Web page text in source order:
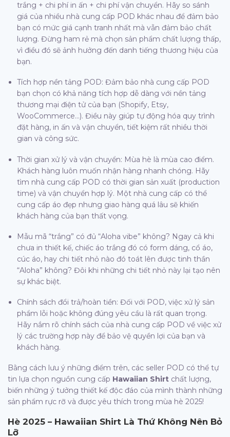
trắng + chi phí in ấn + chi phí vận chuyển. Hãy so sánh
giá của nhiều nhà cung cấp POD khác nhau để đảm bảo
bạn có mức giá cạnh tranh nhất mà vẫn đảm bảo chất
lượng. Đừng ham rẻ mà chọn sản phẩm chất lượng thấp,
vì điều đó sẽ ảnh hưởng đến danh tiếng thương hiệu của
bạn.
Tích hợp nền tảng POD: Đảm bảo nhà cung cấp POD
bạn chọn có khả năng tích hợp dễ dàng với nền tảng
thương mại điện tử của bạn (Shopify, Etsy,
WooCommerce…). Điều này giúp tự động hóa quy trình
đặt hàng, in ấn và vận chuyển, tiết kiệm rất nhiều thời
gian và công sức.
Thời gian xử lý và vận chuyển: Mùa hè là mùa cao điểm.
Khách hàng luôn muốn nhận hàng nhanh chóng. Hãy
tìm nhà cung cấp POD có thời gian sản xuất (production
time) và vận chuyển hợp lý. Một nhà cung cấp có thể
cung cấp áo đẹp nhưng giao hàng quá lâu sẽ khiến
khách hàng của bạn thất vọng.
Mẫu mã “trắng” có đủ “Aloha vibe” không? Ngay cả khi
chưa in thiết kế, chiếc áo trắng đó có form dáng, cổ áo,
cúc áo, hay chi tiết nhỏ nào đó toát lên được tinh thần
“Aloha” không? Đôi khi những chi tiết nhỏ này lại tạo nên
sự khác biệt.
Chính sách đổi trả/hoàn tiền: Đối với POD, việc xử lý sản
phẩm lỗi hoặc không đúng yêu cầu là rất quan trọng.
Hãy nắm rõ chính sách của nhà cung cấp POD về việc xử
lý các trường hợp này để bảo vệ quyền lợi của bạn và
khách hàng.
Bằng cách lưu ý những điểm trên, các seller POD có thể tự
tin lựa chọn nguồn cung cấp Hawaiian Shirt chất lượng,
biến những ý tưởng thiết kế độc đáo của mình thành những
sản phẩm rực rỡ và được yêu thích trong mùa hè 2025!
Hè 2025 – Hawaiian Shirt Là Thứ Không Nên Bỏ
Lỡ